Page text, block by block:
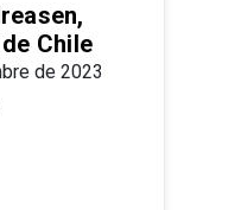
Chile
de 2023